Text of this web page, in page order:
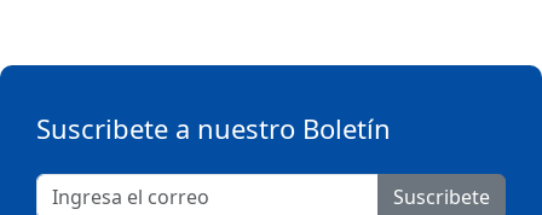
Suscribete a nuestro Boletín
Suscribete